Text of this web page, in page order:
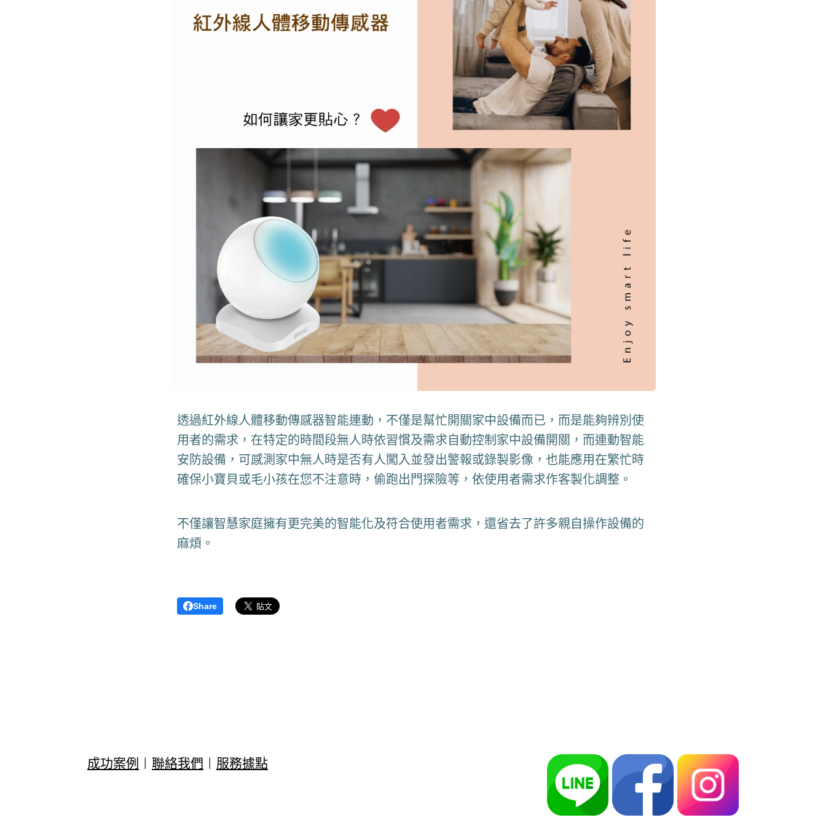
透過紅外線人體移動傳感器智能連動，不僅是幫忙開關家中設備而已，而是能夠辨別使
用者的需求，在特定的時間段無人時依習慣及需求自動控制家中設備開關，而連動智能
安防設備，可感測家中無人時是否有人闖入並發出警報或錄製影像，也能應用在繁忙時
確保小寶貝或毛小孩在您不注意時，偷跑出門探險等，依使用者需求作客製化調整。
不僅讓智慧家庭擁有更完美的智能化及符合使用者需求，還省去了許多親自操作設備的
麻煩。
Share
成功案例 | 聯絡我們 | 服務據點